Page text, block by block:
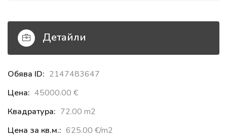
Детайли
Обява ID: 2147483647
Цена: 45000.00 €‎
Квадратура: 72.00 m2
Цена за кв.м.: 625.00 €‎/m2